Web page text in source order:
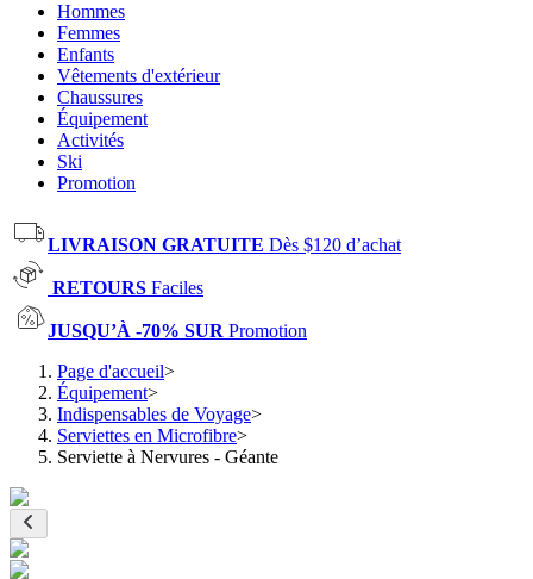
Hommes
Femmes
Enfants
Vêtements d'extérieur
Chaussures
Équipement
Activités
Ski
Promotion
LIVRAISON GRATUITE Dès $120 d’achat
RETOURS Faciles
JUSQU’À -70% SUR Promotion
Page d'accueil>
Équipement>
Indispensables de Voyage>
Serviettes en Microfibre>
Serviette à Nervures - Géante